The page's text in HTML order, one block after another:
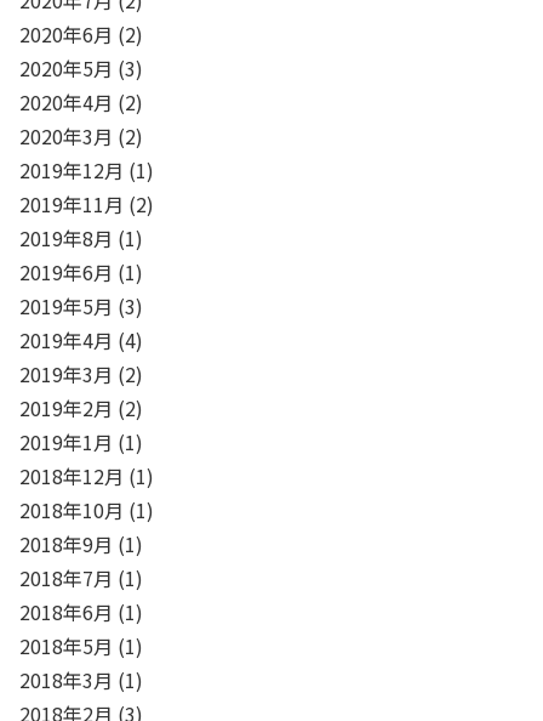
2020年6月 (2)
2020年5月 (3)
2020年4月 (2)
2020年3月 (2)
2019年12月 (1)
2019年11月 (2)
2019年8月 (1)
2019年6月 (1)
2019年5月 (3)
2019年4月 (4)
2019年3月 (2)
2019年2月 (2)
2019年1月 (1)
2018年12月 (1)
2018年10月 (1)
2018年9月 (1)
2018年7月 (1)
2018年6月 (1)
2018年5月 (1)
2018年3月 (1)
2018年2月 (3)